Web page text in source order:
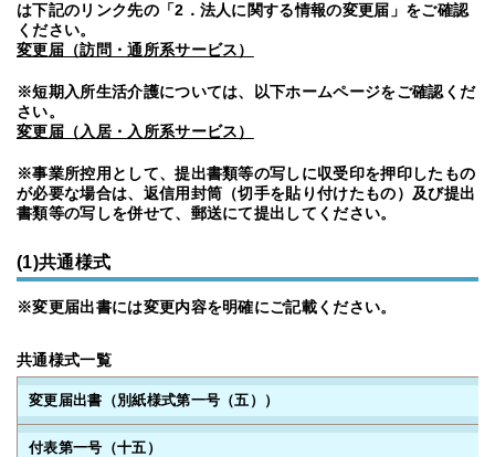
は下記のリンク先の「2．法人に関する情報の変更届」をご確認
ください。
変更届（訪問・通所系サービス）
※短期入所生活介護については、以下ホームページをご確認くだ
さい。
変更届（入居・入所系サービス）
※事業所控用として、提出書類等の写しに収受印を押印したもの
が必要な場合は、返信用封筒（切手を貼り付けたもの）及び提出
書類等の写しを併せて、郵送にて提出してください。
(1)共通様式
※変更届出書には変更内容を明確にご記載ください。
共通様式一覧
変更届出書（別紙様式第一号（五））
付表第一号（十五）